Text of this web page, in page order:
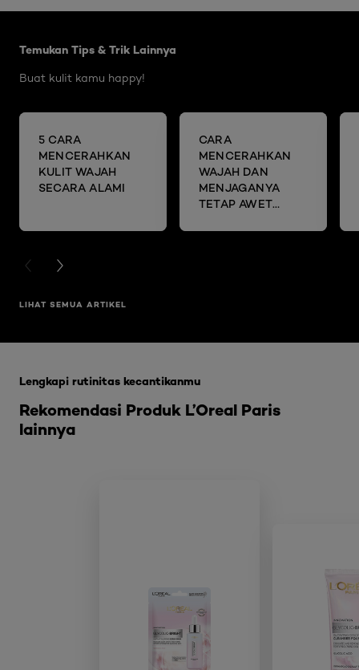
Temukan Tips & Trik Lainnya
Buat kulit kamu happy!
5 CARA
MENCERAHKAN
KULIT WAJAH
SECARA ALAMI
CARA
MENCERAHKAN
WAJAH DAN
MENJAGANYA
TETAP AWET
SHEET MASK
PREVIOUS CARD
NEXT CARD
LIHAT SEMUA ARTIKEL
Rekomendasi Produk L’Oreal Paris
lainnya
Lengkapi rutinitas kecantikanmu